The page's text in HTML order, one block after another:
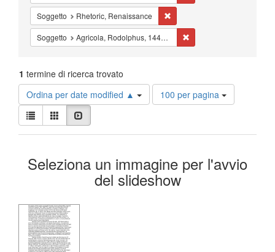
Soggetto Rhetoric, Renaissance
Soggetto Agricola, Rodolphus, 1443?-1485
1 termine di ricerca trovato
Ordina per date modified ▲
Risultati
per
100 per pagina
Visualizza
i
risultati
Lista Galleria
Risultati
della
Seleziona un immagine per l'avvio
del slideshow